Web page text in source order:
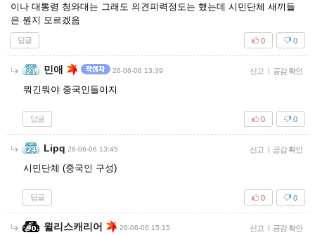
이나 대통령 청와대는 그래도 의견피력정도는 했는데 시민단체 새끼들
은 뭔지 모르겠음
답글 0
0
민애 26-06-06 13:39 신고 | 공감 확인
뭐긴뭐야 중국인들이지
답글 0
0
Lipq 26-06-06 13:45 신고 | 공감 확인
시민단체 (중국인 구성)
답글 0
0
윌리스캐리어 26-06-06 15:15 신고 | 공감 확인